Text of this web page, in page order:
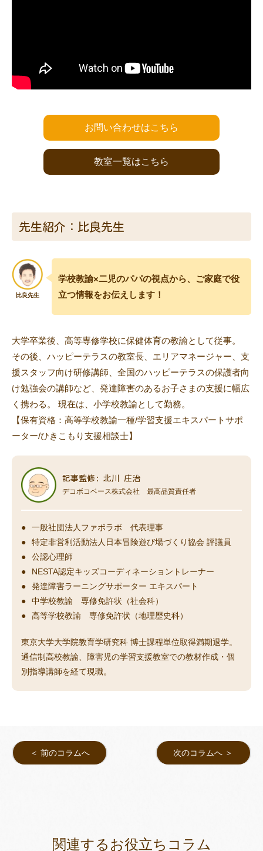
お問い合わせはこちら
教室一覧はこちら
先生紹介：比良先生
学校教諭×二児のパパの視点から、ご家庭で役
立つ情報をお伝えします！
大学卒業後、高等専修学校に保健体育の教諭として従事。
その後、ハッピーテラスの教室長、エリアマネージャー、支
援スタッフ向け研修講師、全国のハッピーテラスの保護者向
け勉強会の講師など、発達障害のあるお子さまの支援に幅広
く携わる。 現在は、小学校教諭として勤務。
【保有資格：高等学校教諭一種/学習支援エキスパートサポ
ーター/ひきこもり支援相談士】
記事監修: 北川 庄治
デコボコベース株式会社 最高品質責任者
一般社団法人ファボラボ 代表理事
特定非営利活動法人日本冒険遊び場づくり協会 評議員
公認心理師
NESTA認定キッズコーディネーショントレーナー
発達障害ラーニングサポーター エキスパート
中学校教諭 専修免許状（社会科）
高等学校教諭 専修免許状（地理歴史科）
東京大学大学院教育学研究科 博士課程単位取得満期退学。
通信制高校教諭、障害児の学習支援教室での教材作成・個
別指導講師を経て現職。
＜ 前のコラムへ 次のコラムへ ＞
関連するお役立ちコラム